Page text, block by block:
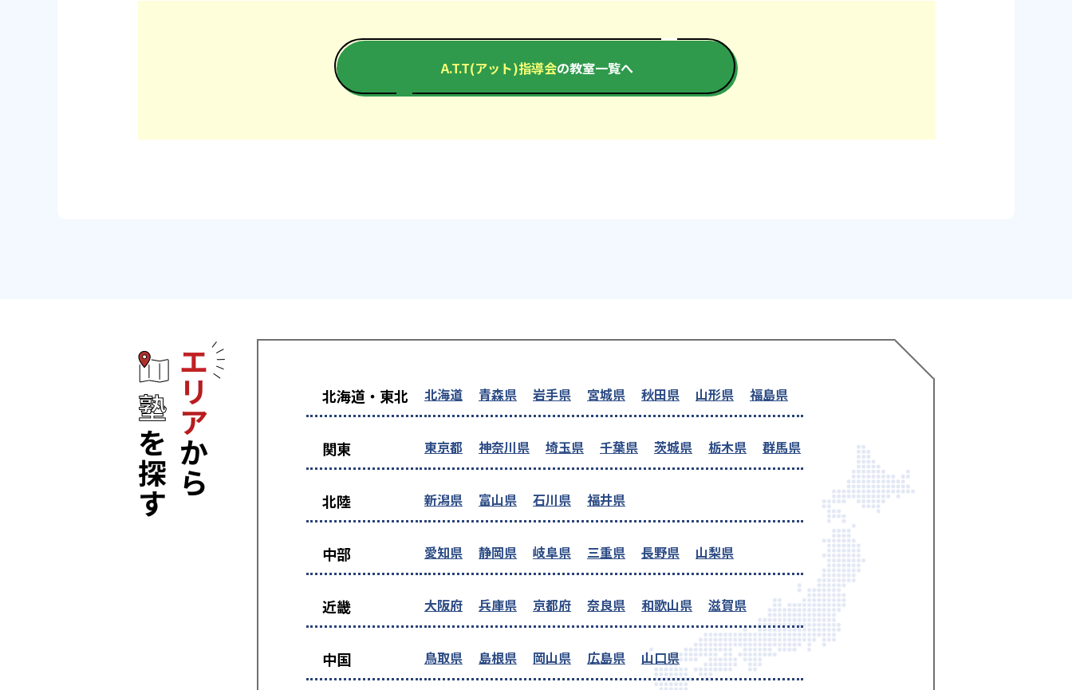
A.T.T(アット)指導会の教室一覧へ
北海道・東北 北海道 青森県 岩手県 宮城県 秋田県 山形県 福島県
関東 東京都 神奈川県 埼玉県 千葉県 茨城県 栃木県 群馬県
北陸 新潟県 富山県 石川県 福井県
中部 愛知県 静岡県 岐阜県 三重県 長野県 山梨県
近畿 大阪府 兵庫県 京都府 奈良県 和歌山県 滋賀県
中国 鳥取県 島根県 岡山県 広島県 山口県